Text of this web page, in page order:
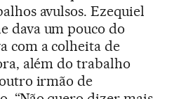
avulsos. Ezequiel
dava um pouco do
com a colheita de
além do trabalho
irmão de